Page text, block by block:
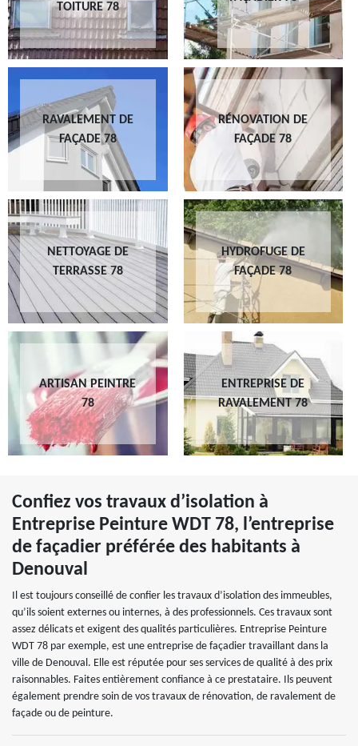
TOITURE 78
RAVALEMENT DE
FAÇADE 78
RÉNOVATION DE
FAÇADE 78
NETTOYAGE DE
TERRASSE 78
HYDROFUGE DE
FAÇADE 78
ARTISAN PEINTRE
78
ENTREPRISE DE
RAVALEMENT 78
Confiez vos travaux d’isolation à
Entreprise Peinture WDT 78, l’entreprise
de façadier préférée des habitants à
Denouval
Il est toujours conseillé de confier les travaux d’isolation des immeubles,
qu’ils soient externes ou internes, à des professionnels. Ces travaux sont
assez délicats et exigent des qualités particulières. Entreprise Peinture
WDT 78 par exemple, est une entreprise de façadier travaillant dans la
ville de Denouval. Elle est réputée pour ses services de qualité à des prix
raisonnables. Faites entièrement confiance à ce prestataire. Ils peuvent
également prendre soin de vos travaux de rénovation, de ravalement de
façade ou de peinture.